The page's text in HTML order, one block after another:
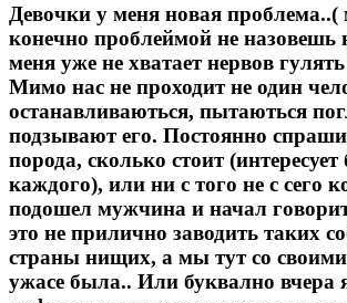
Девочки у меня новая проблема..(
конечно проблеймой не назовешь
меня уже не хватает нервов
Мимо нас не проходит не один
останавливаються, пытаються
подзывают его. Постоянно
порода, сколько стоит
каждого), или ни с того не с сего
подошел мужчина и начал
это не прилично заводить таких
страны нищих, а мы тут со
ужасе была.. Или буквално вчера